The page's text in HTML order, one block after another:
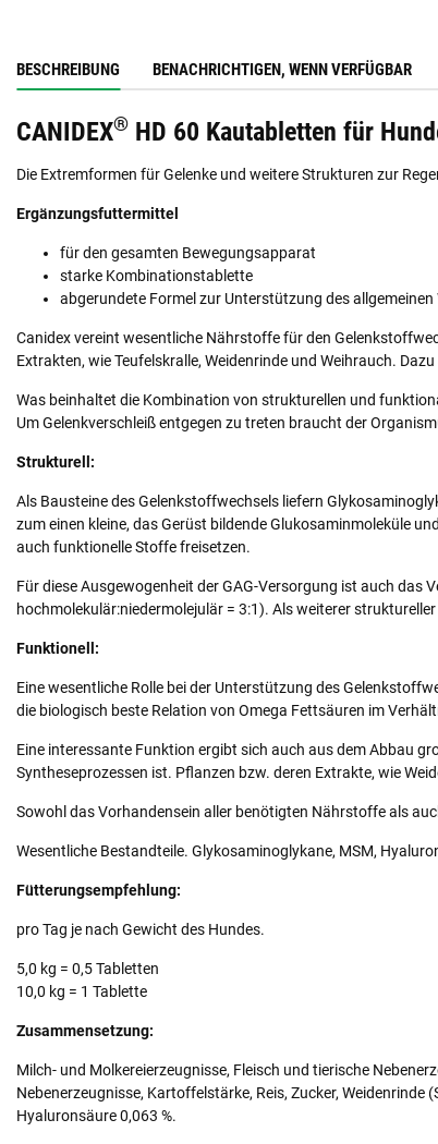
BESCHREIBUNG BENACHRICHTIGEN, WENN VERFÜGBAR
CANIDEX® HD 60 Kautabletten für
Die Extremformen für Gelenke und weitere Strukturen zur
Ergänzungsfuttermittel
für den gesamten Bewegungsapparat
starke Kombinationstablette
abgerundete Formel zur Unterstützung des
Canidex vereint wesentliche Nährstoffe für den
Extrakten, wie Teufelskralle, Weidenrinde und Weihrauch.
Was beinhaltet die Kombination von strukturellen und
Um Gelenkverschleiß entgegen zu treten braucht der
Strukturell:
Als Bausteine des Gelenkstoffwechsels liefern
zum einen kleine, das Gerüst bildende Glukosaminmoleküle
auch funktionelle Stoffe freisetzen.
Für diese Ausgewogenheit der GAG-Versorgung ist auch das
hochmolekulär:niedermolejulär = 3:1). Als weiterer
Funktionell:
Eine wesentliche Rolle bei der Unterstützung des
die biologisch beste Relation von Omega Fettsäuren im
Eine interessante Funktion ergibt sich auch aus dem Abbau
Syntheseprozessen ist. Pflanzen bzw. deren Extrakte, wie
Sowohl das Vorhandensein aller benötigten Nährstoffe als
Wesentliche Bestandteile. Glykosaminoglykane, MSM,
Fütterungsempfehlung:
pro Tag je nach Gewicht des Hundes.
5,0 kg = 0,5 Tabletten
10,0 kg = 1 Tablette
Zusammensetzung:
Milch- und Molkereierzeugnisse, Fleisch und tierische
Nebenerzeugnisse, Kartoffelstärke, Reis, Zucker,
Hyaluronsäure 0,063 %.